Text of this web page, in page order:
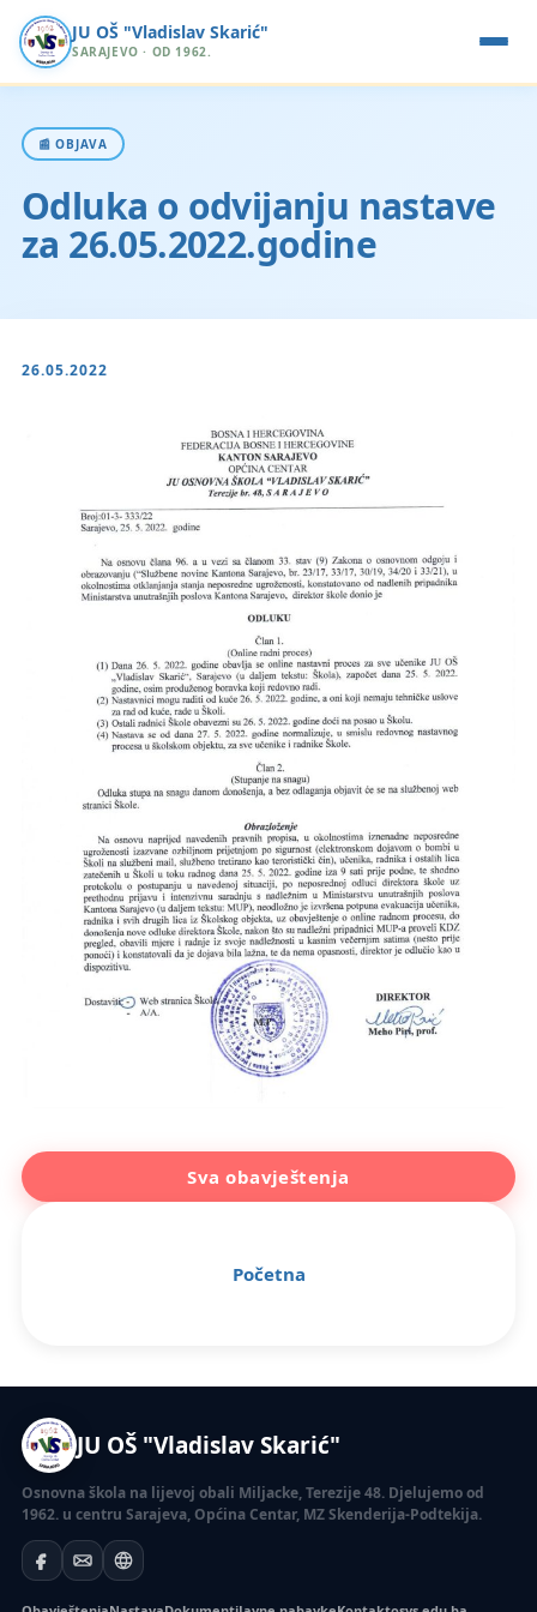
JU OŠ "Vladislav Skarić"
SARAJEVO · OD 1962.
📰 OBJAVA
Odluka o odvijanju nastave
za 26.05.2022.godine
26.05.2022
Sva obavještenja
Početna
JU OŠ "Vladislav Skarić"
Osnovna škola na lijevoj obali Miljacke, Terezije 48. Djelujemo od
1962. u centru Sarajeva, Općina Centar, MZ Skenderija-Podtekija.